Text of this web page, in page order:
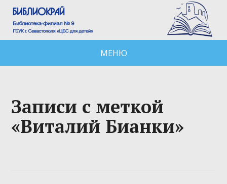
МЕНЮ
Записи с меткой
«Виталий Бианки»